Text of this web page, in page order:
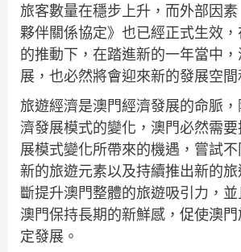
旅客數量在穩步上升，而外部因
夥伴關係協定》也已經正式生效
的推動下，在踏進新的一年當中
展，也必然將會迎來新的發展空間
旅遊經濟是澳門經濟發展的命脈
濟發展模式的變化，澳門必然需
展模式變化所帶來的機遇，嘗試
新的旅遊元素以及持續推出新的
斷提升澳門整體的旅遊吸引力，
澳門保持長期的新鮮感，促使澳
定發展。